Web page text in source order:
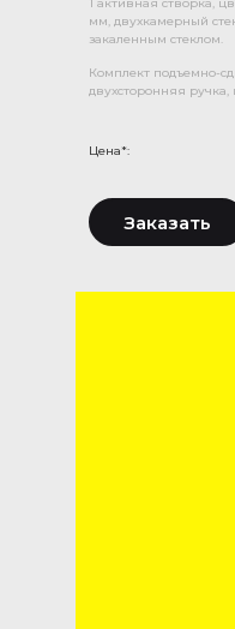
Цена*:
мм, двухкамерный
закаленным стеклом.
Комплект подъемно-
двухсторонняя ручка,
Заказать